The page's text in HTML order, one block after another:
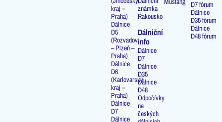
kraj –
Praha)
Dálnice
D5
(Rozvadov
– Plzeň –
Praha)
Dálnice
D6
(Karlovarský
kraj –
Praha)
Dálnice
D7
Dálnice
známka
Rakousko
Dálniční
info
Dálnice
D7
Dálnice
D35
Dálnice
D48
Odpočívky
na
českých
D7 fórum
Dálnice
D35 fórum
Dálnice
D48 fórum